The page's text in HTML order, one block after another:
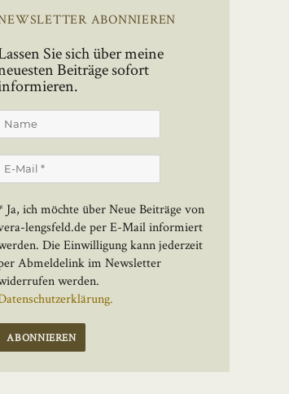
ABONNIEREN
Sie sich über meine
Beiträge sofort
Ja, ich möchte über Neue Beiträge von
lengsfeld.de per E-Mail informiert
Die Einwilligung kann jederzeit
Abmeldelink im Newsletter
werden.